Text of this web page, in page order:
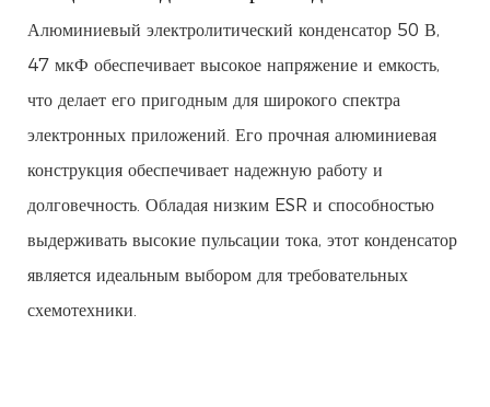
Алюминиевый электролитический конденсатор 50 В,
47 мкФ обеспечивает высокое напряжение и емкость,
что делает его пригодным для широкого спектра
электронных приложений. Его прочная алюминиевая
конструкция обеспечивает надежную работу и
долговечность. Обладая низким ESR и способностью
выдерживать высокие пульсации тока, этот конденсатор
является идеальным выбором для требовательных
схемотехники.